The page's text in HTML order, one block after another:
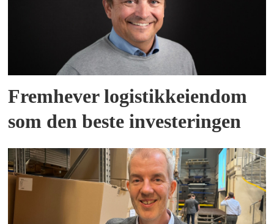
Fremhever logistikkeiendom
som den beste investeringen